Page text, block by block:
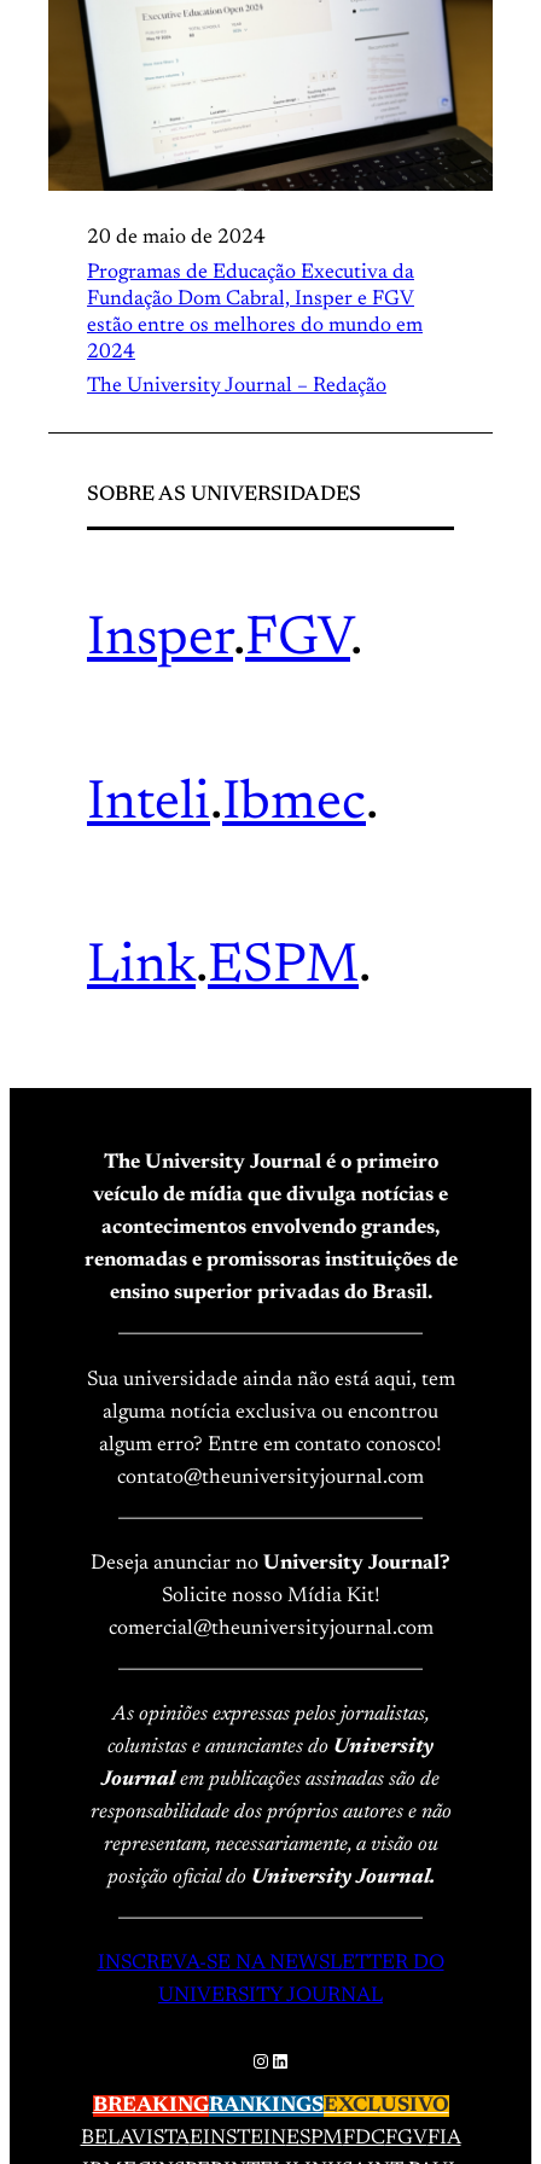
20 de maio de 2024
Programas de Educação Executiva da
Fundação Dom Cabral, Insper e FGV
estão entre os melhores do mundo em
2024
The University Journal – Redação
SOBRE AS UNIVERSIDADES
Insper.FGV.
Inteli.Ibmec.
Link.ESPM.
The University Journal é o primeiro
veículo de mídia que divulga notícias e
acontecimentos envolvendo grandes,
renomadas e promissoras instituições de
ensino superior privadas do Brasil.
Sua universidade ainda não está aqui, tem
alguma notícia exclusiva ou encontrou
algum erro? Entre em contato conosco!
contato@theuniversityjournal.com
Deseja anunciar no University Journal?
Solicite nosso Mídia Kit!
comercial@theuniversityjournal.com
As opiniões expressas pelos jornalistas,
colunistas e anunciantes do University
Journalem publicações assinadas são de
responsabilidade dos próprios autores e não
representam, necessariamente, a visão ou
posição oficial do University Journal.
INSCREVA-SE NA NEWSLETTER DO
UNIVERSITY JOURNAL
Instagram
LinkedIn
BREAKINGRANKINGSEXCLUSIVO
BELAVISTAEINSTEINESPMFDCFGVFIA